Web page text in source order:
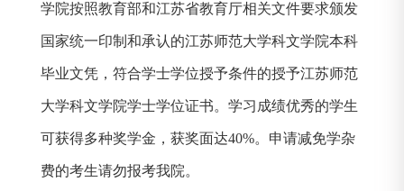
学院按照教育部和江苏省教育厅相关文件要求颁发
国家统一印制和承认的江苏师范大学科文学院本科
毕业文凭，符合学士学位授予条件的授予江苏师范
大学科文学院学士学位证书。 学习成绩优秀的学生
可获得多种奖学金，获奖面达40%。申请减免学杂
费的考生请勿报考我院。